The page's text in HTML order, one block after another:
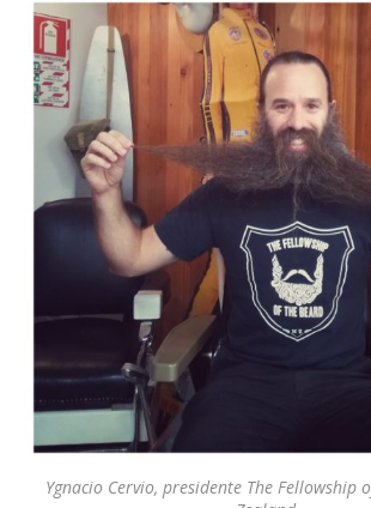
Ygnacio Cervio, presidente The Fellowship